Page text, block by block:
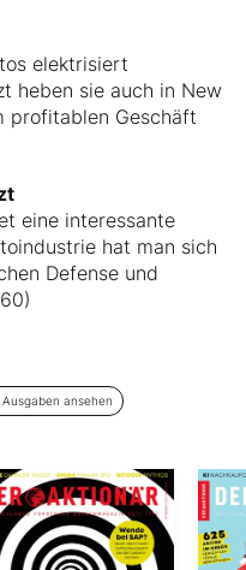
elektrisiert
heben sie auch in New
profitablen Geschäft
eine interessante
hat man sich
Defense und
Ausgaben ansehen